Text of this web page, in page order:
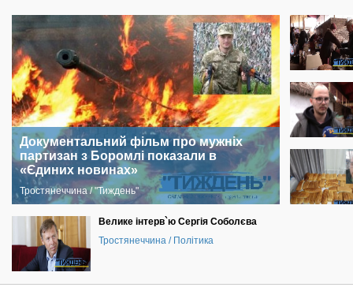
Документальний фільм про мужніх
партизан з Боромлі показали в
«Єдиних новинах»
Тростянеччина / "Тиждень"
Велике інтерв`ю Сергія Соболєва
Тростянеччина / Політика